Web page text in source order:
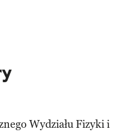
Wydziału Fizyki i